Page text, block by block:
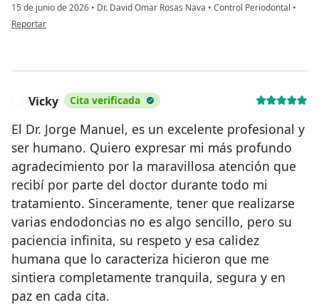
15 de junio de 2026 • Dr. David Omar Rosas Nava • Control Periodontal •
en opinión del usuario Ricardo Martin Medina
Reportar
Vicky Cita verificada
El Dr. Jorge Manuel, es un excelente profesional y
ser humano. Quiero expresar mi más profundo
agradecimiento por la maravillosa atención que
recibí por parte del doctor durante todo mi
tratamiento. Sinceramente, tener que realizarse
varias endodoncias no es algo sencillo, pero su
paciencia infinita, su respeto y esa calidez
humana que lo caracteriza hicieron que me
sintiera completamente tranquila, segura y en
paz en cada cita.